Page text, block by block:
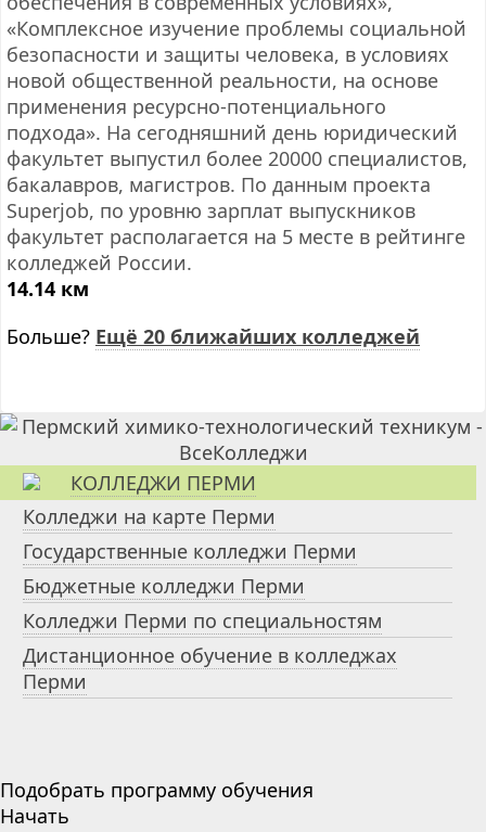
«Комплексное изучение проблемы социальной
безопасности и защиты человека, в условиях
новой общественной реальности, на основе
применения ресурсно-потенциального
подхода». На сегодняшний день юридический
факультет выпустил более 20000 специалистов,
бакалавров, магистров. По данным проекта
Superjob, по уровню зарплат выпускников
факультет располагается на 5 месте в рейтинге
колледжей России.
14.14 км
Больше? Ещё 20 ближайших колледжей
КОЛЛЕДЖИ ПЕРМИ
Колледжи на карте Перми
Государственные колледжи Перми
Бюджетные колледжи Перми
Колледжи Перми по специальностям
Дистанционное обучение в колледжах
Перми
Подобрать программу обучения
Начать